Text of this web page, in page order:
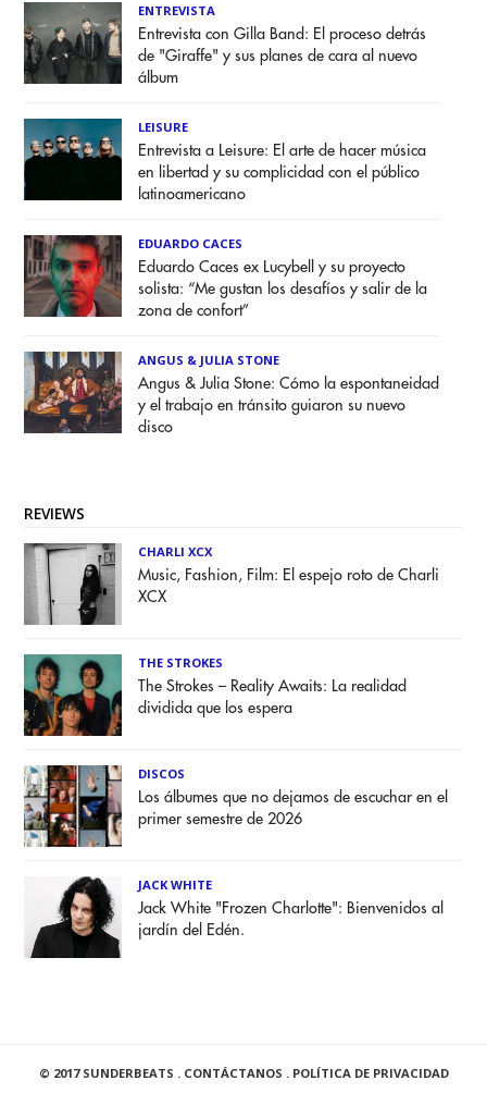
ENTREVISTA
Entrevista con Gilla Band: El proceso detrás
de "Giraffe" y sus planes de cara al nuevo
álbum
LEISURE
Entrevista a Leisure: El arte de hacer música
en libertad y su complicidad con el público
latinoamericano
EDUARDO CACES
Eduardo Caces ex Lucybell y su proyecto
solista: “Me gustan los desafíos y salir de la
zona de confort”
ANGUS & JULIA STONE
Angus & Julia Stone: Cómo la espontaneidad
y el trabajo en tránsito guiaron su nuevo
disco
REVIEWS
CHARLI XCX
Music, Fashion, Film: El espejo roto de Charli
XCX
THE STROKES
The Strokes – Reality Awaits: La realidad
dividida que los espera
DISCOS
Los álbumes que no dejamos de escuchar en el
primer semestre de 2026
JACK WHITE
Jack White "Frozen Charlotte": Bienvenidos al
jardín del Edén.
© 2017 SUNDERBEATS . CONTÁCTANOS . POLÍTICA DE PRIVACIDAD